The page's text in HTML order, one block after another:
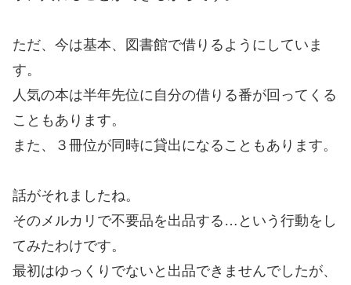
ただ、今は基本、図書館で借りるようにしていま
す。
人気の本は半年先位に自分の借りる番が回ってくる
こともあります。
また、３冊位が同時に貸出になることもあります。
話がそれましたね。
そのメルカリで不要品を出品する…という行動をし
てみたわけです。
最初はゆっくりでないと出品できませんでしたが、